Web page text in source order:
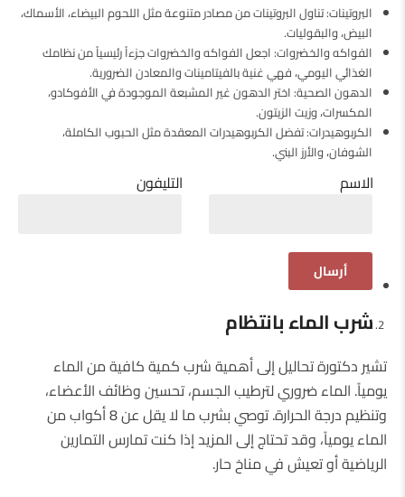
البروتينات: تناول البروتينات من مصادر متنوعة مثل اللحوم البيضاء، الأسماك،
البيض، والبقوليات.
الفواكه والخضروات: اجعل الفواكه والخضروات جزءاً رئيسياً من نظامك
الغذائي اليومي، فهي غنية بالفيتامينات والمعادن الضرورية.
الدهون الصحية: اختر الدهون غير المشبعة الموجودة في الأفوكادو،
المكسرات، وزيت الزيتون.
الكربوهيدرات: تفضل الكربوهيدرات المعقدة مثل الحبوب الكاملة،
الشوفان، والأرز البني.
الاسم التليفون
شرب الماء بانتظام
تشير دكتورة تحاليل إلى أهمية شرب كمية كافية من الماء
يومياً. الماء ضروري لترطيب الجسم، تحسين وظائف الأعضاء،
وتنظيم درجة الحرارة. توصي بشرب ما لا يقل عن 8 أكواب من
الماء يومياً، وقد تحتاج إلى المزيد إذا كنت تمارس التمارين
الرياضية أو تعيش في مناخ حار.